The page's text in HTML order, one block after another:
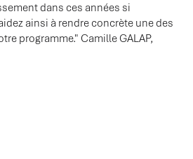
dans ces années si
ainsi à rendre concrète une des
programme." Camille GALAP,